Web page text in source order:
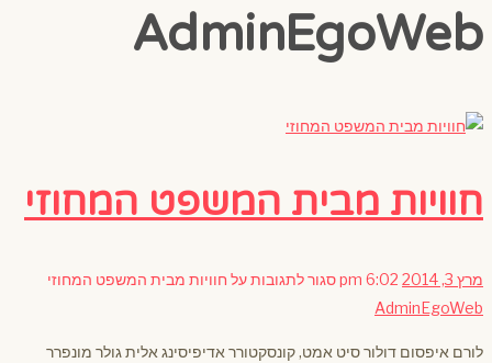
AdminEgoWeb
חוויות מבית המשפט המחוזי
מרץ 3, 2014 6:02 pm סגור לתגובותעל חוויות מבית המשפט המחוזי
AdminEgoWeb
לורם איפסום דולור סיט אמט, קונסקטורר אדיפיסינג אלית גולר מונפרר